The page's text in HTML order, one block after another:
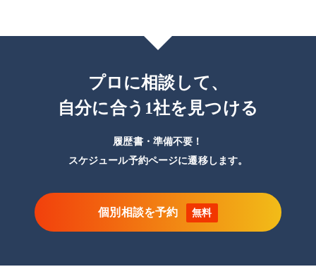
プロに相談して、
自分に合う1社を見つける
履歴書・準備不要！
スケジュール予約ページに遷移します。
個別相談を予約 無料